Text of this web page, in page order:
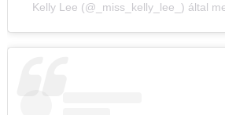
Kelly Lee (@_miss_kelly_lee_) által